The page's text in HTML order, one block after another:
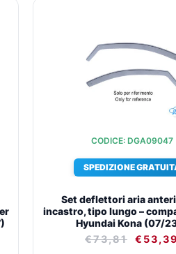
CODICE: DGA09047
SPEDIZIONE
Set deflettori aria
incastro, tipo lungo –
Hyundai Kona (07/
€73,81 € 53,39